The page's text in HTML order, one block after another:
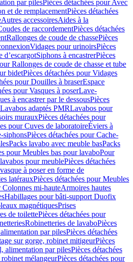
par pilesPièces détachées pour Avec
et de remplacementPièces détachées
Autres accessoiresAides à la
de raccordementPièces détachées
Rallonges de coude de chassePièces
Vidages pour urinoirsPièces
d’escargotSiphons à encastrerPièces
Rallonges de coude de chasse et tube
bidetPièces détachées pour Vidages
pour Douilles à braserEspace
pour Vasques à poserLave-
à encastrer par le dessousPièces
adaptés PMRLavabos pour
murauxPièces détachées pour
pour Cuves de laboratoireÉviers à
siphonsPièces détachées pour Cache-
Packs lavabo avec meuble basPacks
pour Meubles bas pour lavaboPour
pour meublePièces détachées
à poser en forme de
latérauxPièces détachées pour Meubles
Colonnes mi-hauteArmoires hautes
Habillages pour bâti-support Duofix
magnétiquesPrises
de toilettePièces détachées pour
Robinetteries de lavaboPièces
par pilesPièces détachées
sur gorge, robinet mitigeurPièces
alimentation par pilesPièces détachées
mélangeurPièces détachées pour